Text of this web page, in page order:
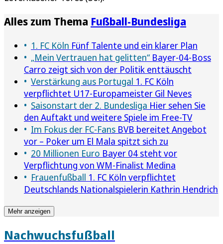
Alles zum Thema Fußball-Bundesliga
1. FC Köln Fünf Talente und ein klarer Plan
„Mein Vertrauen hat gelitten“ Bayer-04-Boss
Carro zeigt sich von der Politik enttäuscht
Verstärkung aus Portugal 1. FC Köln
verpflichtet U17-Europameister Gil Neves
Saisonstart der 2. Bundesliga Hier sehen Sie
den Auftakt und weitere Spiele im Free-TV
Im Fokus der FC-Fans BVB bereitet Angebot
vor – Poker um El Mala spitzt sich zu
20 Millionen Euro Bayer 04 steht vor
Verpflichtung von WM-Finalist Medina
Frauenfußball 1. FC Köln verpflichtet
Deutschlands Nationalspielerin Kathrin Hendrich
Mehr anzeigen
Nachwuchsfußball